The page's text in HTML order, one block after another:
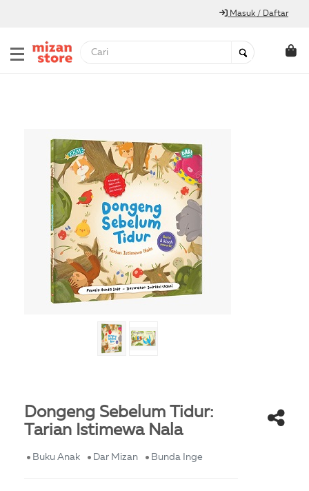
Masuk / Daftar
Dongeng Sebelum Tidur:
Tarian Istimewa Nala
Buku Anak Dar Mizan Bunda Inge